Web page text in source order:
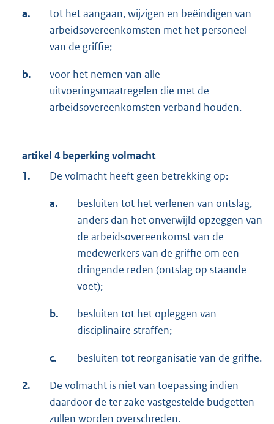
a.
tot het aangaan, wijzigen en beëindigen van
arbeidsovereenkomsten met het personeel
van de griffie;
b.
voor het nemen van alle
uitvoeringsmaatregelen die met de
arbeidsovereenkomsten verband houden.
artikel 4 beperking volmacht
1.
De volmacht heeft geen betrekking op:
a.
besluiten tot het verlenen van ontslag,
anders dan het onverwijld opzeggen van
de arbeidsovereenkomst van de
medewerkers van de griffie om een
dringende reden (ontslag op staande
voet);
b.
besluiten tot het opleggen van
disciplinaire straffen;
c. besluiten tot reorganisatie van de griffie.
2.
De volmacht is niet van toepassing indien
daardoor de ter zake vastgestelde budgetten
zullen worden overschreden.